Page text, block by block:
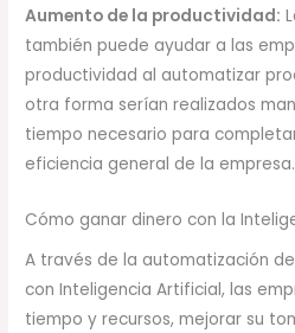
Aumento de la productividad:
también puede ayudar a las
productividad al automatizar
otra forma serían realizados
tiempo necesario para
eficiencia general de la empresa.
Cómo ganar dinero con la
A través de la automatización
con Inteligencia Artificial, las
tiempo y recursos, mejorar su